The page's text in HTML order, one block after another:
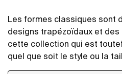
Les formes classiques sont
designs trapézoïdaux et
cette collection qui est
quel que soit le style ou la